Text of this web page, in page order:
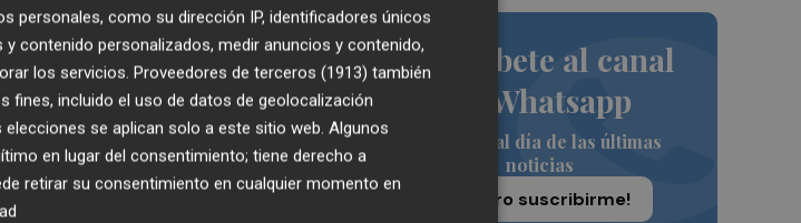
Suscríbete al canal
de Whatsapp
Siempre al día de las últimas
noticias
¡Quiero suscribirme!
personales, como su dirección IP, identificadores únicos
contenido personalizados, medir anuncios y contenido,
los servicios. Proveedores de terceros (1913) también
incluido el uso de datos de geolocalización
se aplican solo a este sitio web. Algunos
en lugar del consentimiento; tiene derecho a
retirar su consentimiento en cualquier momento en